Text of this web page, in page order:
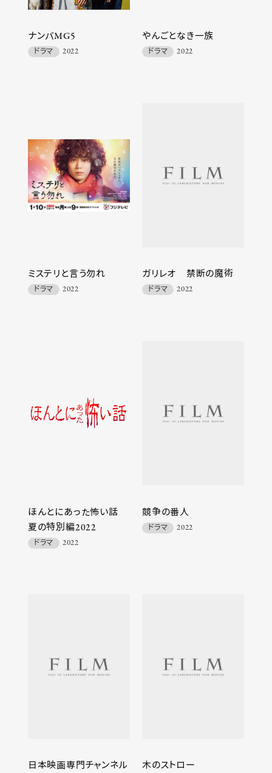
ナンバMG5
ドラマ 2022
やんごとなき一族
ドラマ 2022
ミステリと言う勿れ
ドラマ 2022
ガリレオ 禁断の魔術
ドラマ 2022
ほんとにあった怖い話
夏の特別編2022
ドラマ 2022
競争の番人
ドラマ 2022
日本映画専門チャンネル
木のストロー